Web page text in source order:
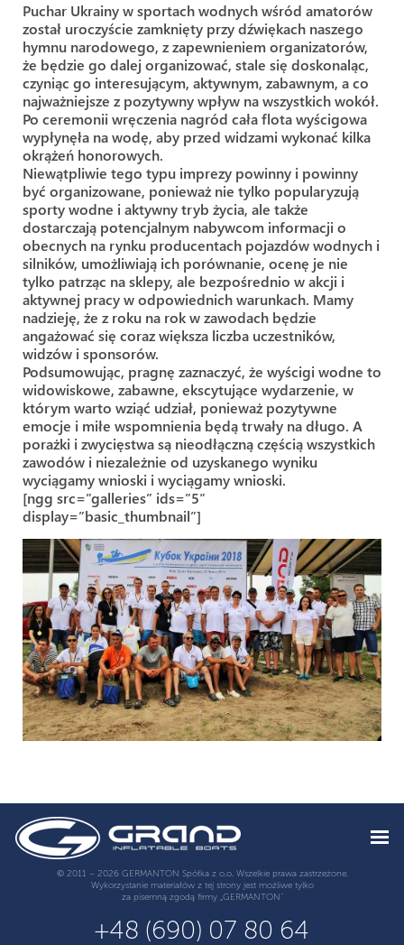
Puchar Ukrainy w sportach wodnych wśród amatorów
został uroczyście zamknięty przy dźwiękach naszego
hymnu narodowego, z zapewnieniem organizatorów,
że będzie go dalej organizować, stale się doskonaląc,
czyniąc go interesującym, aktywnym, zabawnym, a co
najważniejsze z pozytywny wpływ na wszystkich wokół.
Po ceremonii wręczenia nagród cała flota wyścigowa
wypłynęła na wodę, aby przed widzami wykonać kilka
okrążeń honorowych.
Niewątpliwie tego typu imprezy powinny i powinny
być organizowane, ponieważ nie tylko popularyzują
sporty wodne i aktywny tryb życia, ale także
dostarczają potencjalnym nabywcom informacji o
obecnych na rynku producentach pojazdów wodnych i
silników, umożliwiają ich porównanie, ocenę je nie
tylko patrząc na sklepy, ale bezpośrednio w akcji i
aktywnej pracy w odpowiednich warunkach. Mamy
nadzieję, że z roku na rok w zawodach będzie
angażować się coraz większa liczba uczestników,
widzów i sponsorów.
Podsumowując, pragnę zaznaczyć, że wyścigi wodne to
widowiskowe, zabawne, ekscytujące wydarzenie, w
którym warto wziąć udział, ponieważ pozytywne
emocje i miłe wspomnienia będą trwały na długo. A
porażki i zwycięstwa są nieodłączną częścią wszystkich
zawodów i niezależnie od uzyskanego wyniku
wyciągamy wnioski i wyciągamy wnioski.
[ngg src=”galleries” ids=”5″
display=”basic_thumbnail”]
© 2011 – 2026 GERMANTON Spółka z o.o. Wszelkie prawa zastrzeżone.
Wykorzystanie materiałów z tej strony jest możliwe tylko
za pisemną zgodą firmy „GERMANTON”
+48 (690) 07 80 64